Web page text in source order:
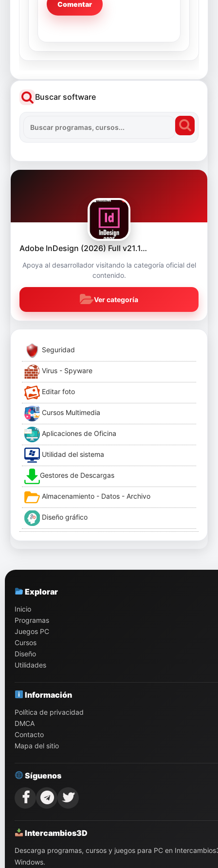
Buscar software
Adobe InDesign (2026) Full v21.1…
Apoya al desarrollador visitando la categoría oficial del
contenido.
Ver categoría
Seguridad
Virus - Spyware
Editar foto
Cursos Multimedia
Aplicaciones de Oficina
Utilidad del sistema
Gestores de Descargas
Almacenamiento - Datos - Archivo
Diseño gráfico
Explorar
Inicio
Programas
Juegos PC
Cursos
Diseño
Utilidades
Información
Política de privacidad
DMCA
Contacto
Mapa del sitio
Síguenos
Intercambios3D
Descarga programas, cursos y juegos para PC en
Windows.